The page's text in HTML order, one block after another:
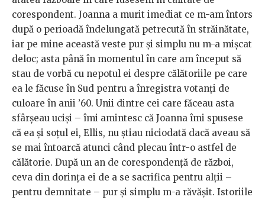
corespondent. Joanna a murit imediat ce m-am întors
după o perioadă îndelungată petrecută în străinătate,
iar pe mine această veste pur și simplu nu m-a mișcat
deloc; asta până în momentul în care am început să
stau de vorbă cu nepotul ei despre călătoriile pe care
ea le făcuse în Sud pentru a înregistra votanți de
culoare în anii ’60. Unii dintre cei care făceau asta
sfârșeau uciși – îmi amintesc că Joanna îmi spusese
că ea și soțul ei, Ellis, nu știau niciodată dacă aveau să
se mai întoarcă atunci când plecau într-o astfel de
călătorie. După un an de corespondență de război,
ceva din dorința ei de a se sacrifica pentru alții –
pentru demnitate – pur și simplu m-a răvășit. Istoriile